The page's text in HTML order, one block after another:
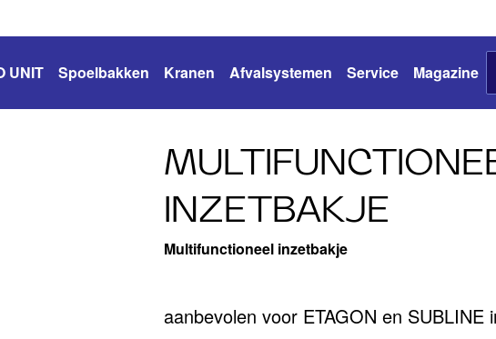
UNIT Spoelbakken Kranen Afvalsystemen Service Magazine
INZETBAKJE
Multifunctioneel inzetbakje
aanbevolen voor ETAGON en SUBLINE